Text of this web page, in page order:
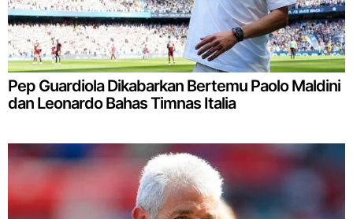
Pep Guardiola Dikabarkan Bertemu Paolo Maldini
dan Leonardo Bahas Timnas Italia